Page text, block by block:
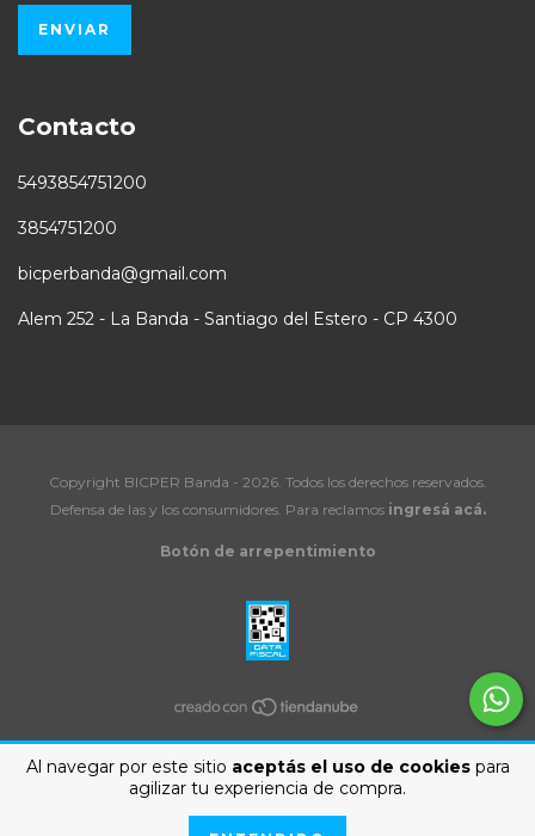
Al navegar por este sitio aceptás el uso de cookiespara
agilizar tu experiencia de compra.
Contacto
5493854751200
3854751200
bicperbanda@gmail.com
Alem 252 - La Banda - Santiago del Estero - CP 4300
Copyright BICPER Banda - 2026. Todos los derechos reservados.
Defensa de las y los consumidores. Para reclamos ingresá acá.
Botón de arrepentimiento